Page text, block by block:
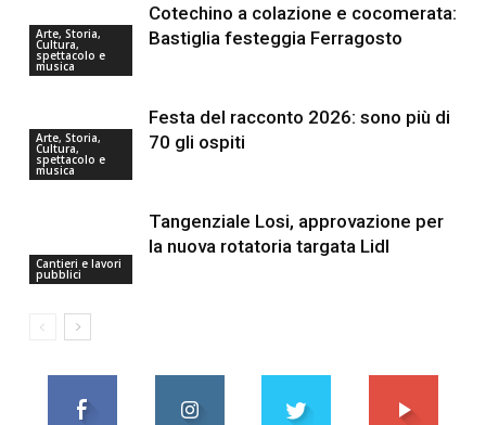
Arte, Storia,
Cultura,
spettacolo e
musica
Cotechino a colazione e cocomerata:
Bastiglia festeggia Ferragosto
Arte, Storia,
Cultura,
spettacolo e
musica
Festa del racconto 2026: sono più di
70 gli ospiti
Cantieri e lavori
pubblici
Tangenziale Losi, approvazione per
la nuova rotatoria targata Lidl